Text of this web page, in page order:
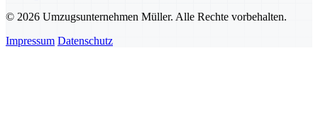
© 2026 Umzugsunternehmen Müller. Alle Rechte vorbehalten.
Impressum Datenschutz